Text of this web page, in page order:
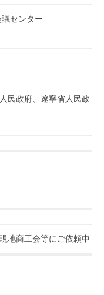
センター
民政府、遼寧省人民政
地商工会等にご依頼中